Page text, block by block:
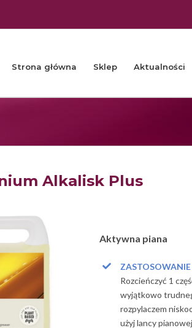
Strona główna Sklep Aktualności
Alkalisk Plus
Aktywna piana
ZASTOSOWANIE
Rozcieńczyć 1
wyjątkowo
rozpylaczem
użyj lancy